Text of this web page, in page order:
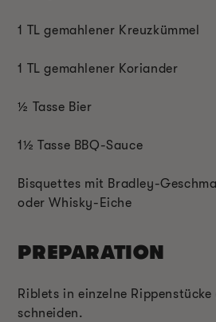
1 TL gemahlener Kreuzkümmel
1 TL gemahlener Koriander
½ Tasse Bier
1½ Tasse BBQ-Sauce
Bisquettes mit Bradley-
oder Whisky-Eiche
PREPARATION
Riblets in einzelne
schneiden.